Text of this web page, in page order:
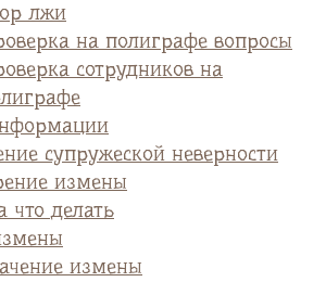
лжи
на полиграфе вопросы
сотрудников на
супружеской неверности
измены
что делать
измены